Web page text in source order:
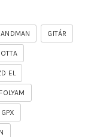
GITÁR
EL
GPX